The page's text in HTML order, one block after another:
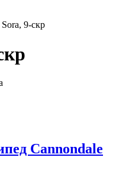
9-скр
Cannondale